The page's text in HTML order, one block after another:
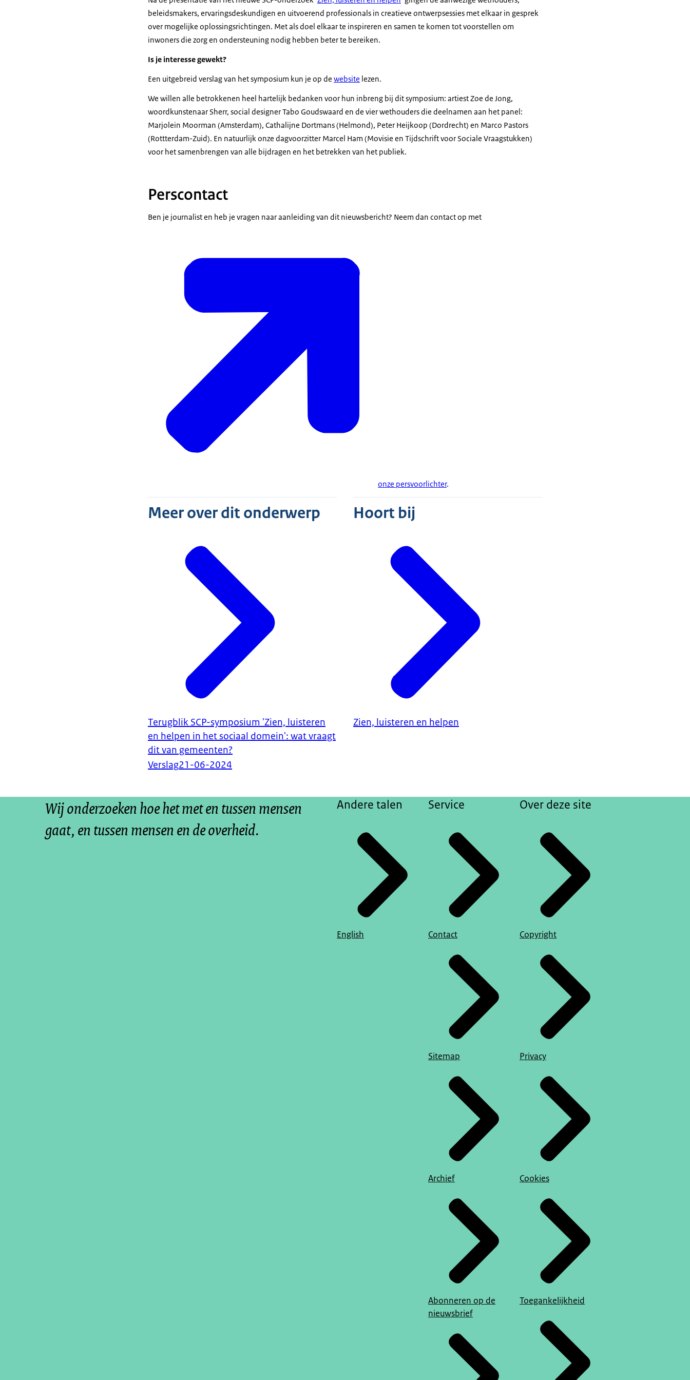
beleidsmakers, ervaringsdeskundigen en uitvoerend professionals in creatieve ontwerpsessies met elkaar in gesprek
over mogelijke oplossingsrichtingen. Met als doel elkaar te inspireren en samen te komen tot voorstellen om
inwoners die zorg en ondersteuning nodig hebben beter te bereiken.
Is je interesse gewekt?
Een uitgebreid verslag van het symposium kun je op de website lezen.
We willen alle betrokkenen heel hartelijk bedanken voor hun inbreng bij dit symposium: artiest Zoe de Jong,
woordkunstenaar Sherr, social designer Tabo Goudswaard en de vier wethouders die deelnamen aan het panel:
Marjolein Moorman (Amsterdam), Cathalijne Dortmans (Helmond), Peter Heijkoop (Dordrecht) en Marco Pastors
(Rottterdam-Zuid). En natuurlijk onze dagvoorzitter Marcel Ham (Movisie en Tijdschrift voor Sociale Vraagstukken)
voor het samenbrengen van alle bijdragen en het betrekken van het publiek.
Perscontact
Ben je journalist en heb je vragen naar aanleiding van dit nieuwsbericht? Neem dan contact op met
onze persvoorlichter.
Meer over dit onderwerp
Terugblik SCP-symposium 'Zien, luisteren
en helpen in het sociaal domein': wat vraagt
dit van gemeenten?
Verslag21-06-2024
Hoort bij
Zien, luisteren en helpen
Wij onderzoeken hoe het met en tussen mensen
gaat, en tussen mensen en de overheid.
Andere talen
English
Service
Contact
Sitemap
Archief
Abonneren op de
nieuwsbrief
Over deze site
Copyright
Privacy
Cookies
Toegankelijkheid